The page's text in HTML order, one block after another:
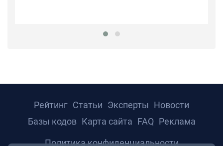
Рейтинг Статьи Эксперты Новости
Базы кодов Карта сайта FAQ Реклама
Политика конфиденциальности